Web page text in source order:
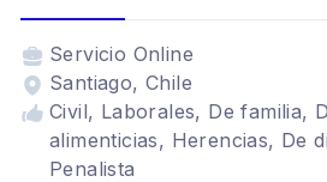
Servicio Online
Santiago, Chile
Civil, Laborales, De familia,
alimenticias, Herencias, De
Penalista